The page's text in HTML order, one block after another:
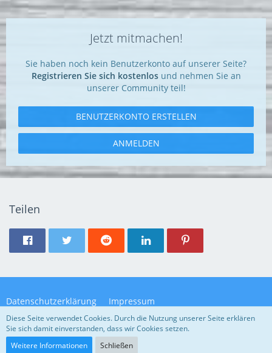
Jetzt mitmachen!
Sie haben noch kein Benutzerkonto auf unserer Seite?
Registrieren Sie sich kostenlosund nehmen Sie an
unserer Community teil!
BENUTZERKONTO ERSTELLEN
ANMELDEN
Teilen
Datenschutzerklärung Impressum
Community-Software:
Diese Seite verwendet Cookies. Durch die Nutzung unserer Seite erklären
Sie sich damit einverstanden, dass wir Cookies setzen.
Weitere Informationen
Schließen